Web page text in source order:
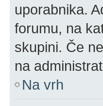
uporabnika.
forumu, na
skupini. Če
na
Na vrh